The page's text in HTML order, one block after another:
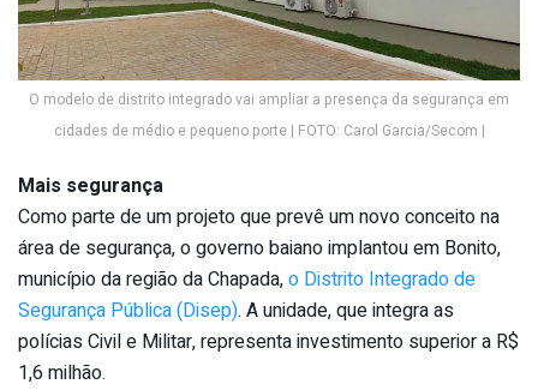
O modelo de distrito integrado vai ampliar a presença da segurança em
cidades de médio e pequeno porte | FOTO: Carol Garcia/Secom |
Mais segurança
Como parte de um projeto que prevê um novo conceito na
área de segurança, o governo baiano implantou em Bonito,
município da região da Chapada,o Distrito Integrado de
Segurança Pública (Disep). A unidade, que integra as
polícias Civil e Militar, representa investimento superior a R$
1,6 milhão.